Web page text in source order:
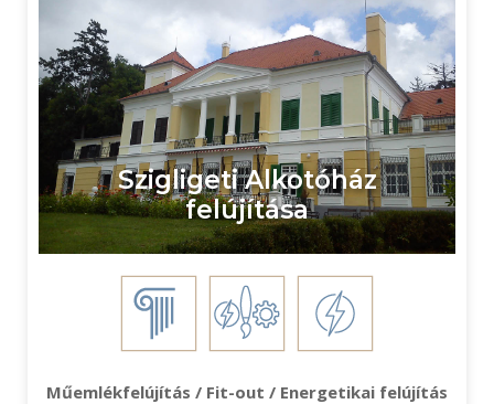
Szigligeti Alkotóház
felújítása
Műemlékfelújítás / Fit-out / Energetikai felújítás